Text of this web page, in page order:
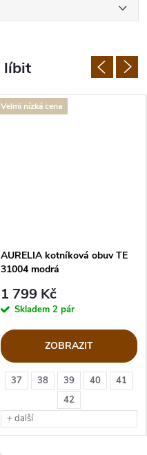
Velmi nízká cena
37 38 39 40
41
42
+ další
AURELIA kotníková obuv TE
31004 modrá
1 799 Kč
Skladem 2 pár
ZOBRAZIT